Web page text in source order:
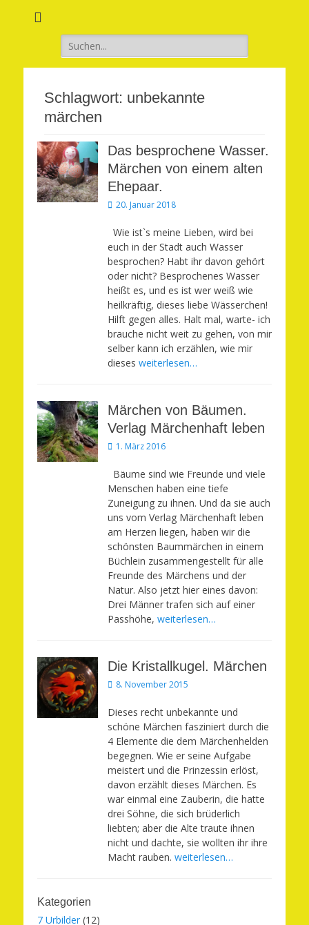
Suchen
nach:
Schlagwort: unbekannte
märchen
Das besprochene Wasser.
Märchen von einem alten
Ehepaar.
Veröffentlicht
20. Januar 2018
Wie ist`s meine Lieben, wird bei
euch in der Stadt auch Wasser
besprochen? Habt ihr davon gehört
oder nicht? Besprochenes Wasser
heißt es, und es ist wer weiß wie
heilkräftig, dieses liebe Wässerchen!
Hilft gegen alles. Halt mal, warte- ich
brauche nicht weit zu gehen, von mir
selber kann ich erzählen, wie mir
dieses weiterlesen…
Märchen von Bäumen.
Verlag Märchenhaft leben
Veröffentlicht
1. März 2016
Bäume sind wie Freunde und viele
Menschen haben eine tiefe
Zuneigung zu ihnen. Und da sie auch
uns vom Verlag Märchenhaft leben
am Herzen liegen, haben wir die
schönsten Baummärchen in einem
Büchlein zusammengestellt für alle
Freunde des Märchens und der
Natur. Also jetzt hier eines davon:
Drei Männer trafen sich auf einer
Passhöhe, weiterlesen…
Die Kristallkugel. Märchen
Veröffentlicht
8. November 2015
Dieses recht unbekannte und
schöne Märchen fasziniert durch die
4 Elemente die dem Märchenhelden
begegnen. Wie er seine Aufgabe
meistert und die Prinzessin erlöst,
davon erzählt dieses Märchen. Es
war einmal eine Zauberin, die hatte
drei Söhne, die sich brüderlich
liebten; aber die Alte traute ihnen
nicht und dachte, sie wollten ihr ihre
Macht rauben. weiterlesen…
Kategorien
7 Urbilder (12)